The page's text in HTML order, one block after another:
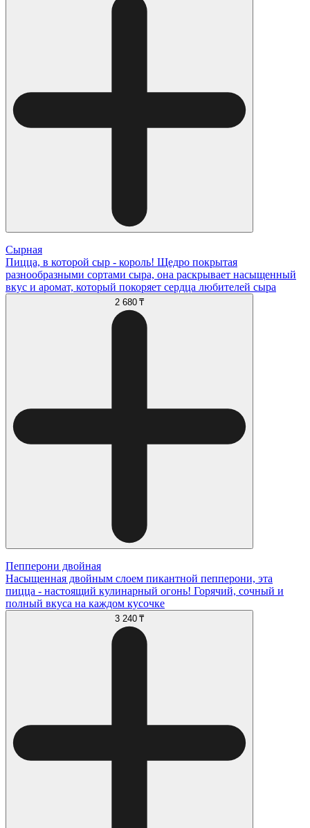
Сырная
Пицца, в которой сыр - король! Щедро покрытая
разнообразными сортами сыра, она раскрывает насыщенный
вкус и аромат, который покоряет сердца любителей сыра
2 680 ₸
Пепперони двойная
Насыщенная двойным слоем пикантной пепперони, эта
пицца - настоящий кулинарный огонь! Горячий, сочный и
полный вкуса на каждом кусочке
3 240 ₸